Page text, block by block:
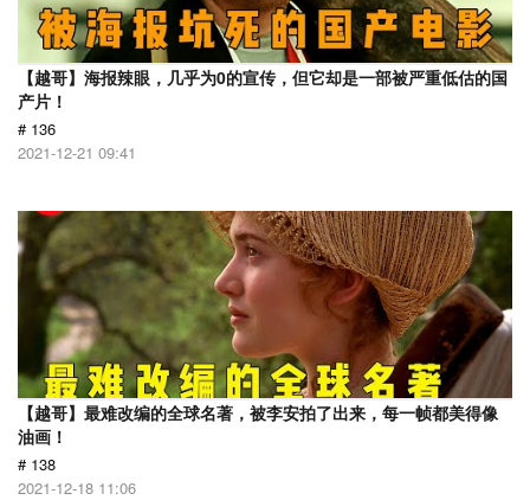
【越哥】海报辣眼，几乎为0的宣传，但它却是一部被严重低估的国
产片！
# 136
2021-12-21 09:41
【越哥】最难改编的全球名著，被李安拍了出来，每一帧都美得像
油画！
# 138
2021-12-18 11:06